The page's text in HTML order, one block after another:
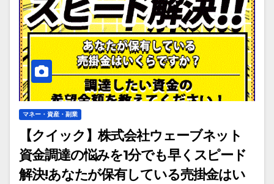
マネー・資産・副業
【クイック】株式会社ウェーブネット
資金調達の悩みを1分でも早くスピード
解決!あなたが保有している売掛金はい